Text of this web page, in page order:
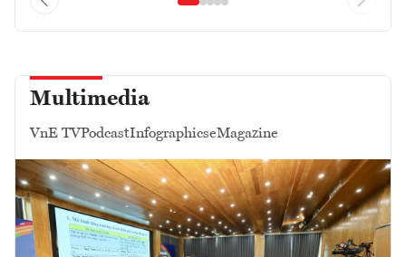
Multimedia
VnE TVPodcastInfographicseMagazine